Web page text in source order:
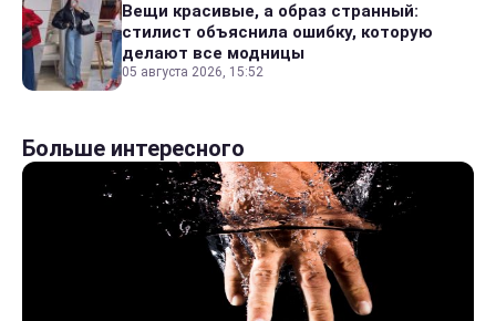
Вещи красивые, а образ странный:
стилист объяснила ошибку, которую
делают все модницы
05 августа 2026, 15:52
Больше интересного